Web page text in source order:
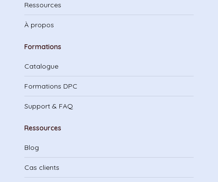
Ressources
À propos
Formations
Catalogue
Formations DPC
Support & FAQ
Ressources
Blog
Cas clients